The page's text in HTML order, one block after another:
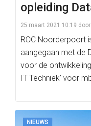
opleiding
25 maart 2021 10:19 door
ROC Noorderpoort
aangegaan met de
voor de
IT Techniek’ voor
NIEUWS